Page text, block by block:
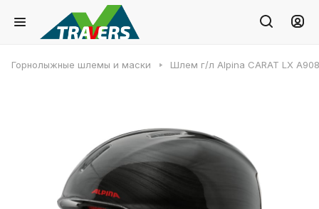
Горнолыжные шлемы и маски Шлем г/л Alpina CARAT LX